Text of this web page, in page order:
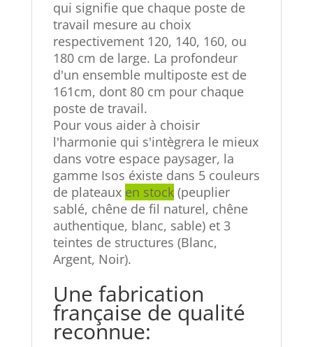
qui signifie que chaque poste de
travail mesure au choix
respectivement 120, 140, 160, ou
180 cm de large. La profondeur
d'un ensemble multiposte est de
161cm, dont 80 cm pour chaque
poste de travail.
Pour vous aider à choisir
l'harmonie qui s'intègrera le mieux
dans votre espace paysager, la
gamme Isos éxiste dans 5 couleurs
de plateaux en stock(peuplier
sablé, chêne de fil naturel, chêne
authentique, blanc, sable) et 3
teintes de structures (Blanc,
Argent, Noir).
Une fabrication
française de qualité
reconnue: